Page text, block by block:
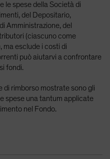
le spese della Società di
del Depositario,
Amministrazione, del
(ciascuno come
ma esclude i costi di
può aiutarvi a confrontare
fondi.
di rimborso mostrate sono gli
spese una tantum applicate
nel Fondo.